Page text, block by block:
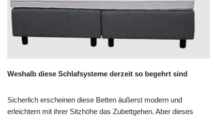
Weshalb diese Schlafsysteme derzeit so begehrt sind
Sicherlich erscheinen diese Betten äußerst modern und
erleichtern mit ihrer Sitzhöhe das Zubettgehen. Aber dieses